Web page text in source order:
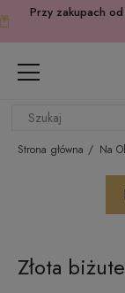
Przy zakupach od
Strona główna Na
Złota